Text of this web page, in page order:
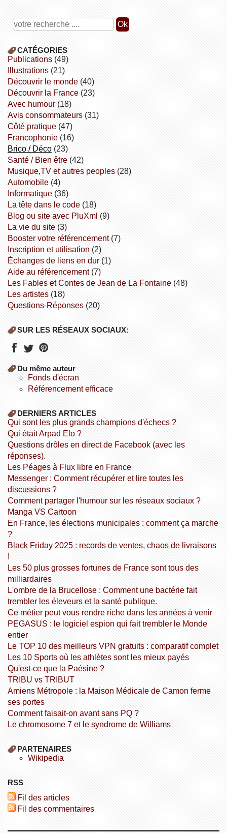
CATÉGORIES
publications(49)
illustrations(21)
découvrir le monde(40)
découvrir la France(23)
avec humour(18)
avis consommateurs(31)
côté pratique(47)
Francophonie(16)
Brico / Déco(23)
Santé / Bien être(42)
Musique,TV et autres peoples(28)
Automobile(4)
informatique(36)
la tête dans le code(18)
Blog ou site avec PluXml (9)
la vie du site(3)
booster votre référencement(7)
inscription et utilisation (2)
échanges de liens en dur(1)
aide au référencement(7)
Les Fables et Contes de Jean de La Fontaine(48)
Les artistes(18)
Questions-Réponses(20)
SUR LES RÉSEAUX SOCIAUX:
Du même auteur
fonds d'écran
référencement efficace
DERNIERS ARTICLES
Qui sont les plus grands champions d'échecs ?
Qui était Arpad Elo ?
Questions drôles en direct de Facebook (avec les
réponses).
Les Péages à Flux libre en France
Messenger : Comment récupérer et lire toutes les
discussions ?
Comment partager l'humour sur les réseaux sociaux ?
Manga VS Cartoon
En France, les élections municipales : comment ça marche
?
Black Friday 2025 : records de ventes, chaos de livraisons
!
Les 50 plus grosses fortunes de France sont tous des
milliardaires
L'ombre de la Brucellose : Comment une bactérie fait
trembler les éleveurs et la santé publique.
Ce métier peut vous rendre riche dans les années à venir
PEGASUS : le logiciel espion qui fait trembler le Monde
entier
Le TOP 10 des meilleurs VPN gratuits : comparatif complet
Les 10 Sports où les athlètes sont les mieux payés
Qu'est-ce que la Paésine ?
TRIBU vs TRIBUT
Amiens Métropole : la Maison Médicale de Camon ferme
ses portes
Comment faisait-on avant sans PQ ?
Le chromosome 7 et le syndrome de Williams
PARTENAIRES
wikipedia
RSS
Fil des articles
Fil des commentaires